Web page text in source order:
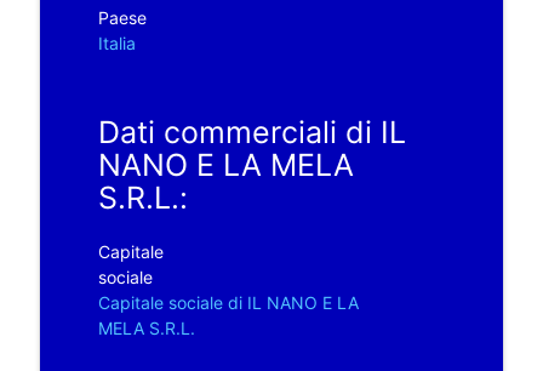
Paese
Italia
Dati commerciali di IL
NANO E LA MELA
S.R.L.:
Capitale
sociale
Capitale sociale di IL NANO E LA
MELA S.R.L.